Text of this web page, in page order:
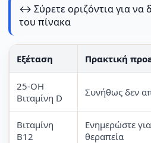
↔️ Σύρετε οριζόντια για να
του πίνακα
Εξέταση Πρακτική
25-OH
Βιταμίνη D
Συνήθως δεν
Βιταμίνη
B12
Ενημερώστε
θεραπεία